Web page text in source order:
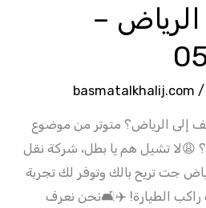
–
/
basmatalkhalij.com
إلى الرياض؟ متوتر من موضوع
😩لا تشيل هم يا بطل، شركة نقل
جت تريح بالك وتوفر لك تجربة
الطيارة! ✈️🛋️نحن نعرف